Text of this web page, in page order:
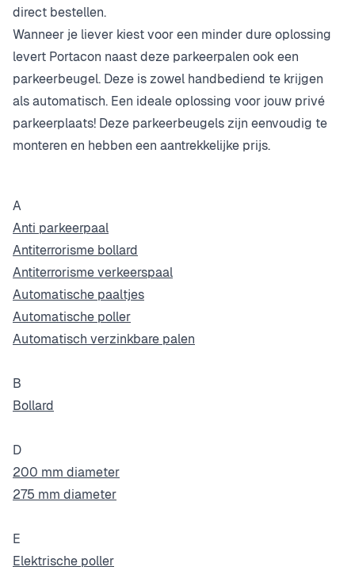
direct bestellen.
Wanneer je liever kiest voor een minder dure oplossing
levert Portacon naast deze parkeerpalen ook een
parkeerbeugel. Deze is zowel handbediend te krijgen
als automatisch. Een ideale oplossing voor jouw privé
parkeerplaats! Deze parkeerbeugels zijn eenvoudig te
monteren en hebben een aantrekkelijke prijs.
A
Anti parkeerpaal
Antiterrorisme bollard
Antiterrorisme verkeerspaal
Automatische paaltjes
Automatische poller
Automatisch verzinkbare palen
B
Bollard
D
200 mm diameter
275 mm diameter
E
Elektrische poller